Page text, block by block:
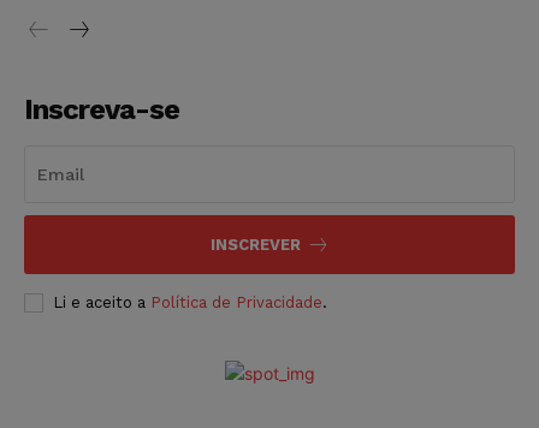
Inscreva-se
INSCREVER
Li e aceito a Política de Privacidade.